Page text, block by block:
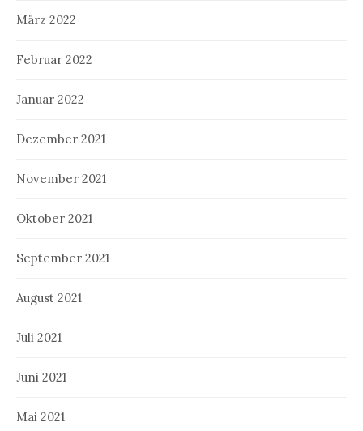
März 2022
Februar 2022
Januar 2022
Dezember 2021
November 2021
Oktober 2021
September 2021
August 2021
Juli 2021
Juni 2021
Mai 2021